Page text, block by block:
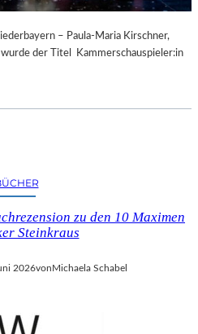
– Paula-Maria Kirschner,
der Titel Kammerschauspieler:in
zu den 10 Maximen
Steinkraus
2026vonMichaela Schabel